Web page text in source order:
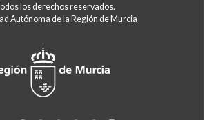
los derechos reservados.
Autónoma de la Región de Murcia